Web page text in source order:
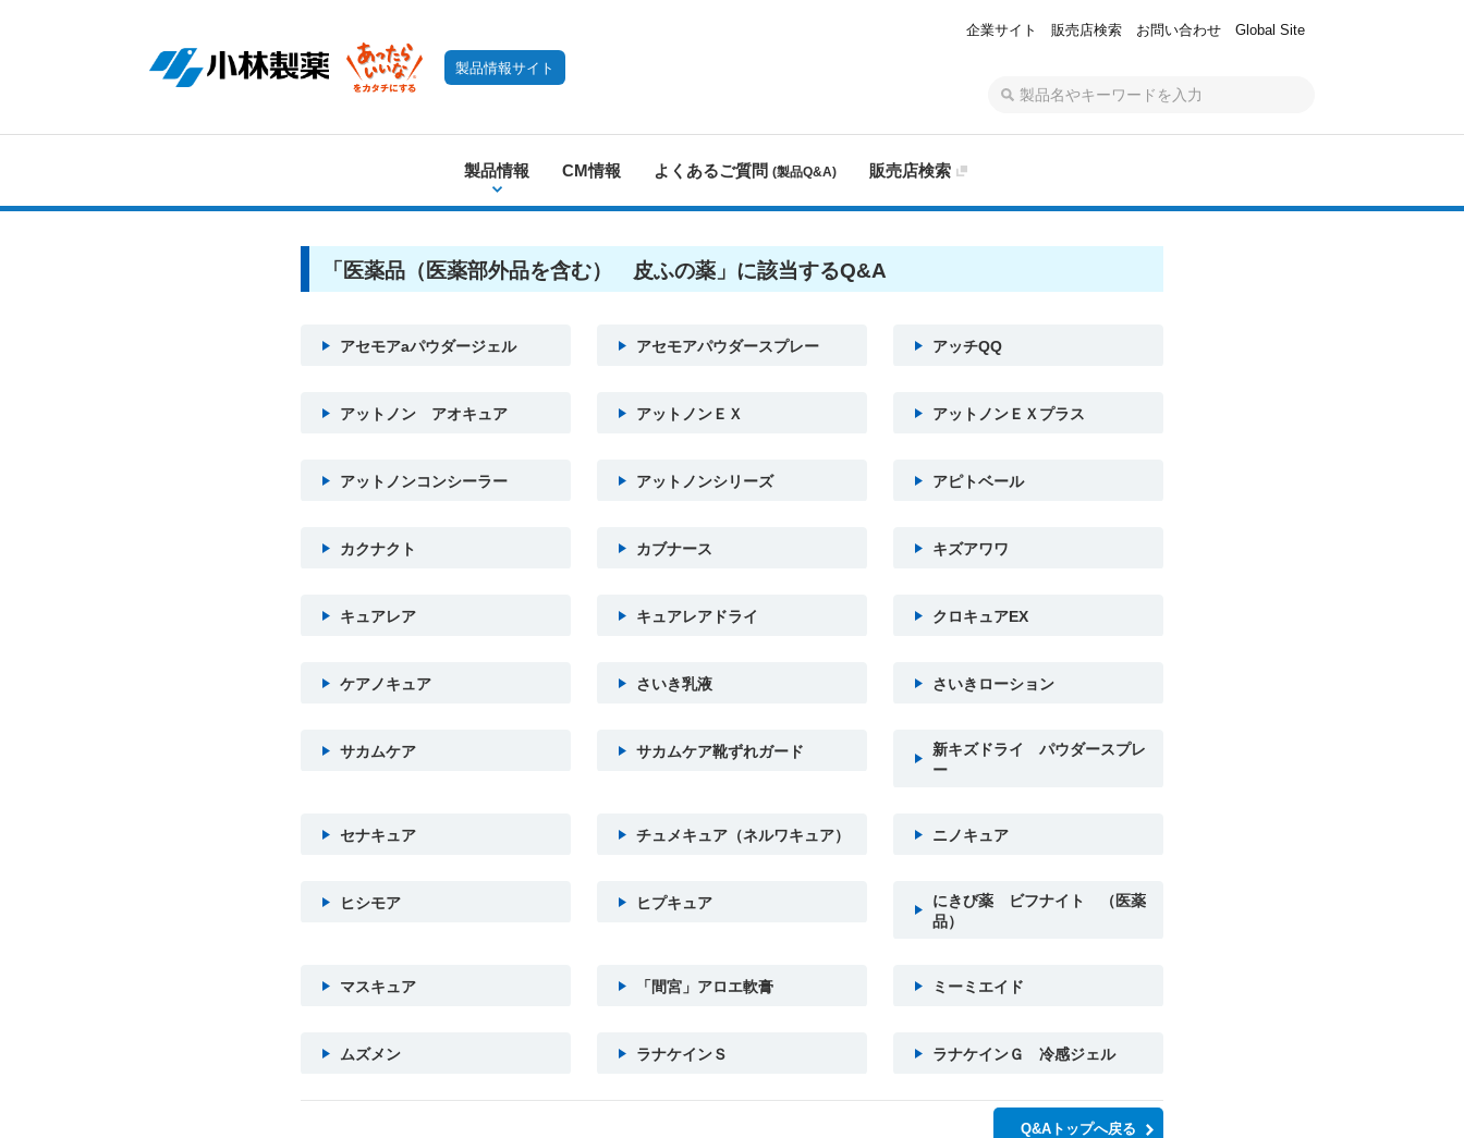
製品情報サイト
企業サイト 販売店検索 お問い合わせ Global Site
製品情報 CM情報 よくあるご質問 (製品Q&A) 販売店検索
「医薬品（医薬部外品を含む） 皮ふの薬」に該当するQ&A
アセモアaパウダージェル アセモアパウダースプレー アッチQQ
アットノン アオキュア アットノンＥＸ アットノンＥＸプラス
アットノンコンシーラー アットノンシリーズ アピトベール
カクナクト カブナース キズアワワ
キュアレア キュアレアドライ クロキュアEX
ケアノキュア さいき乳液 さいきローション
サカムケア サカムケア靴ずれガード
新キズドライ パウダースプレ
ー
セナキュア チュメキュア（ネルワキュア） ニノキュア
ヒシモア ヒプキュア
にきび薬 ビフナイト （医薬
品）
マスキュア 「間宮」アロエ軟膏 ミーミエイド
ムズメン ラナケインＳ ラナケインＧ 冷感ジェル
Q&Aトップへ戻る